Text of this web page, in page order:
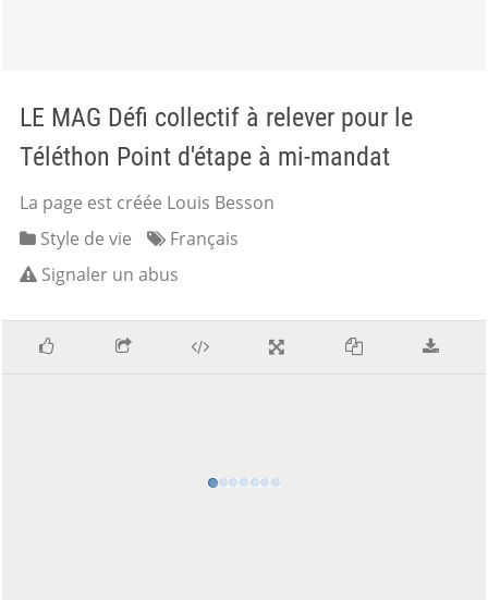
LE MAG Défi collectif à relever pour le
Téléthon Point d'étape à mi-mandat
La page est créée Louis Besson
Style de vie
Français
Signaler un abus